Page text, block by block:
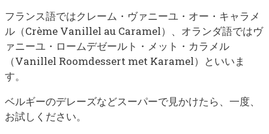
フランス語ではクレーム・ヴァニーユ・オー・キャラメ
ル（Crème Vanillel au Caramel）、オランダ語ではヴ
ァニーユ・ロームデゼールト・メット・カラメル
（Vanillel Roomdessert met Karamel）といいま
す。
ベルギーのデレーズなどスーパーで見かけたら、一度、
お試しください。